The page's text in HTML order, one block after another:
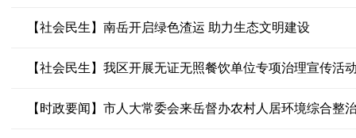
【社会民生】南岳开启绿色渣运 助力生态文明建设
【社会民生】我区开展无证无照餐饮单位专项治理宣传活
【时政要闻】市人大常委会来岳督办农村人居环境综合整